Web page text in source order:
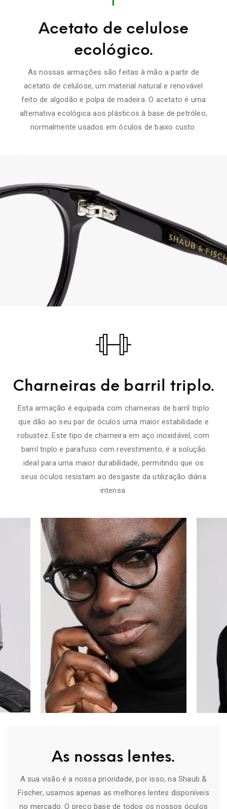
Acetato de celulose
ecológico.
As nossas armações são feitas à mão a partir de
acetato de celulose, um material natural e renovável
feito de algodão e polpa de madeira. O acetato é uma
alternativa ecológica aos plásticos à base de petróleo,
normalmente usados em óculos de baixo custo.
Charneiras de barril triplo.
Esta armação é equipada com charneiras de barril triplo
que dão ao seu par de óculos uma maior estabilidade e
robustez. Este tipo de charneira em aço inoxidável, com
barril triplo e parafuso com revestimento, é a solução
ideal para uma maior durabilidade, permitindo que os
seus óculos resistam ao desgaste da utilização diária
intensa.
As nossas lentes.
A sua visão é a nossa prioridade, por isso, na Shaub &
Fischer, usamos apenas as melhores lentes disponíveis
no mercado. O preço base de todos os nossos óculos